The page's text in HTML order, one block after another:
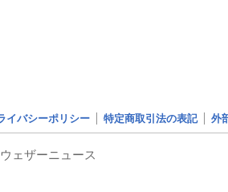
イバシーポリシー 特定商取引法の表記 外
ウェザーニュース